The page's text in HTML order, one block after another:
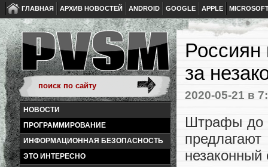
ГЛАВНАЯ АРХИВ НОВОСТЕЙ ANDROID GOOGLE APPLE
НОВОСТИ
ПРОГРАММИРОВАНИЕ
ИНФОРМАЦИОННАЯ БЕЗОПАСНОСТЬ
ЭТО ИНТЕРЕСНО
Россиян
за
2020-05-21 в
Штрафы до
незаконный